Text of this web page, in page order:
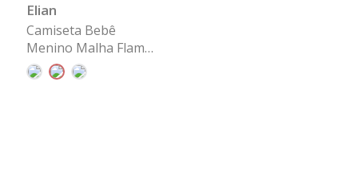
Elian
Camiseta Bebê
Menino Malha Flamê
Listrada Elian
Amarelo